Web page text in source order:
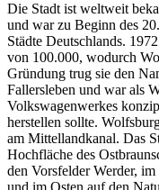
Die Stadt ist weltweit
und war zu Beginn des
Städte Deutschlands.
von 100.000, wodurch
Gründung trug sie den
Fallersleben und war als
Volkswagenwerkes
herstellen sollte.
am Mittellandkanal. Das
Hochfläche des
den Vorsfelder Werder,
und im Osten auf den